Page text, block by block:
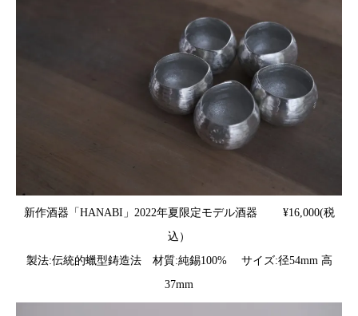
新作酒器「HANABI」2022年夏限定モデル酒器 ¥16,000(税
込）
製法:伝統的蠟型鋳造法 材質:純錫100% サイズ:径54mm 高
37mm